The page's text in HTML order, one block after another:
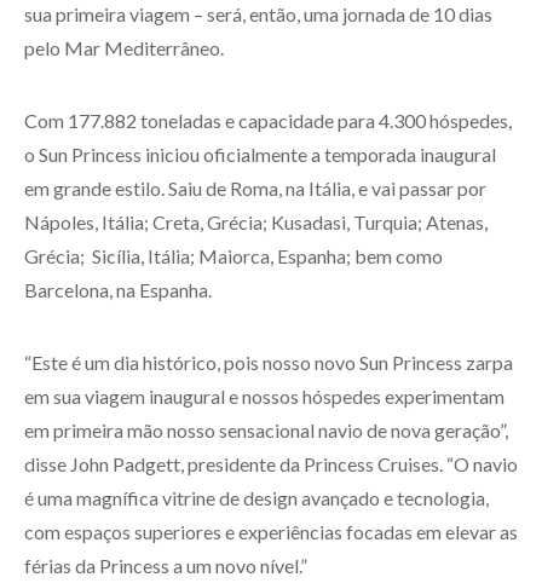
sua primeira viagem – será, então, uma jornada de 10 dias
pelo Mar Mediterrâneo.
Com 177.882 toneladas e capacidade para 4.300 hóspedes,
o Sun Princess iniciou oficialmente a temporada inaugural
em grande estilo. Saiu de Roma, na Itália, e vai passar por
Nápoles, Itália; Creta, Grécia; Kusadasi, Turquia; Atenas,
Grécia; Sicília, Itália; Maiorca, Espanha; bem como
Barcelona, na Espanha.
“Este é um dia histórico, pois nosso novo Sun Princess zarpa
em sua viagem inaugural e nossos hóspedes experimentam
em primeira mão nosso sensacional navio de nova geração”,
disse John Padgett, presidente da Princess Cruises. “O navio
é uma magnífica vitrine de design avançado e tecnologia,
com espaços superiores e experiências focadas em elevar as
férias da Princess a um novo nível.”